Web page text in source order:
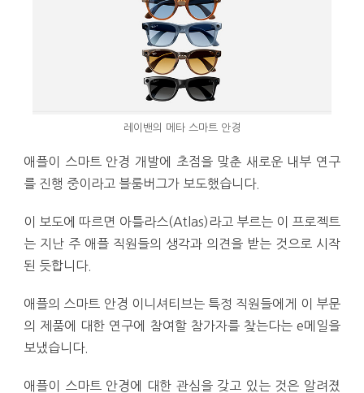
레이밴의 메타 스마트 안경
애플이 스마트 안경 개발에 초점을 맞춘 새로운 내부 연구
를 진행 중이라고 블룸버그가 보도했습니다.
이 보도에 따르면 아틀라스(Atlas)라고 부르는 이 프로젝트
는 지난 주 애플 직원들의 생각과 의견을 받는 것으로 시작
된 듯합니다.
애플의 스마트 안경 이니셔티브는 특정 직원들에게 이 부문
의 제품에 대한 연구에 참여할 참가자를 찾는다는 e메일을
보냈습니다.
애플이 스마트 안경에 대한 관심을 갖고 있는 것은 알려졌